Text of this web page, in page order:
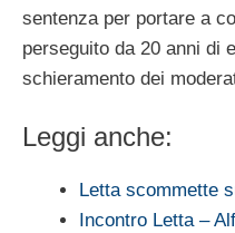
sentenza per portare a
perseguito da 20 anni di
schieramento dei
Leggi anche:
Letta scommette
Incontro Letta –